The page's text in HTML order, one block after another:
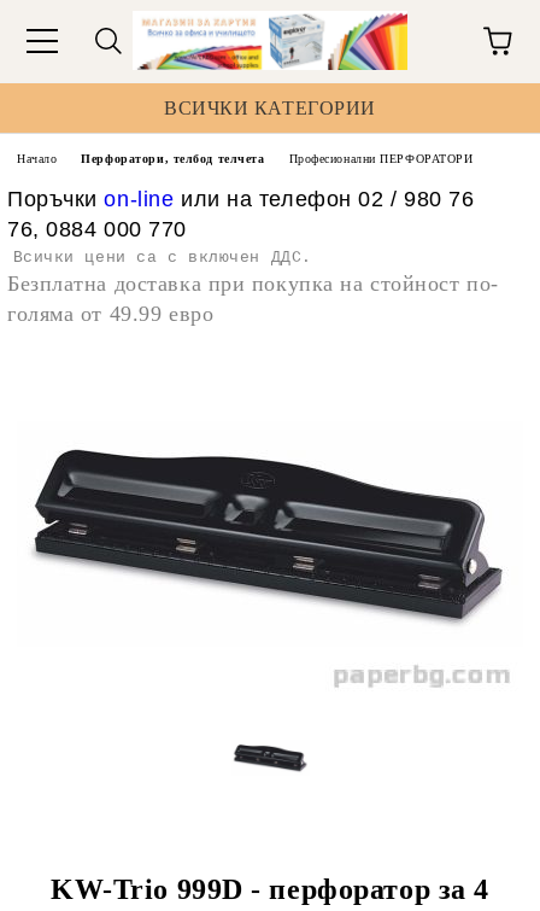
ВСИЧКИ КАТЕГОРИИ
Начало Перфоратори, телбод телчета Професионални ПЕРФОРАТОРИ
Поръчкиon-line или на телефон 02 / 980 76
76, 0884 000 770
Всички цени са с включен ДДС.
Безплатна доставка при покупка на стойност по-
голяма от 49.99 евро
KW-Trio 999D - перфоратор за 4